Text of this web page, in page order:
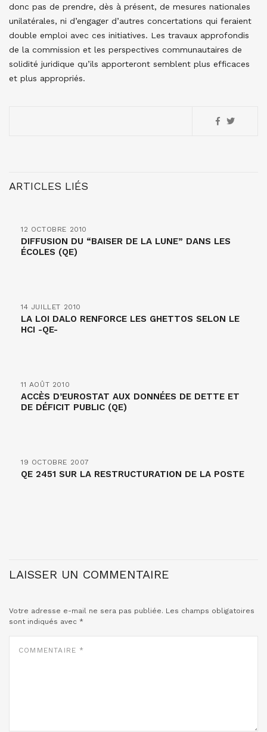
donc pas de prendre, dès à présent, de mesures nationales
unilatérales, ni d’engager d’autres concertations qui feraient
double emploi avec ces initiatives. Les travaux approfondis
de la commission et les perspectives communautaires de
solidité juridique qu’ils apporteront semblent plus efficaces
et plus appropriés.
ARTICLES LIÉS
12 OCTOBRE 2010
DIFFUSION DU “BAISER DE LA LUNE” DANS LES
ÉCOLES (QE)
14 JUILLET 2010
LA LOI DALO RENFORCE LES GHETTOS SELON LE
HCI -QE-
11 AOÛT 2010
ACCÈS D’EUROSTAT AUX DONNÉES DE DETTE ET
DE DÉFICIT PUBLIC (QE)
19 OCTOBRE 2007
QE 2451 SUR LA RESTRUCTURATION DE LA POSTE
LAISSER UN COMMENTAIRE
Votre adresse e-mail ne sera pas publiée. Les champs obligatoires
sont indiqués avec *